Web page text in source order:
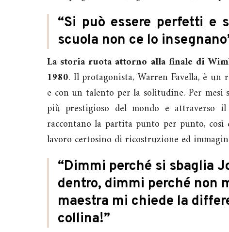
“Si può essere perfetti e
scuola non ce lo
La storia ruota attorno alla finale di
1980. Il protagonista, Warren Favella, è
e con un talento per la solitudine. Per
più prestigioso del mondo e attraverso
raccontano la partita punto per punto,
lavoro certosino di ricostruzione ed
“Dimmi perché si sbaglia
dentro, dimmi perché non
maestra mi chiede la
collina!”